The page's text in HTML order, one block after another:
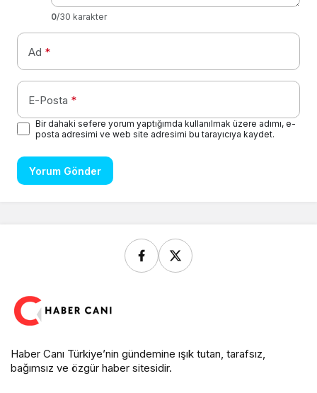
0/30 karakter
Ad *
E-Posta *
Bir dahaki sefere yorum yaptığımda kullanılmak üzere adımı, e-
posta adresimi ve web site adresimi bu tarayıcıya kaydet.
Yorum Gönder
Haber Canı Türkiye’nin gündemine ışık tutan, tarafsız,
bağımsız ve özgür haber sitesidir.